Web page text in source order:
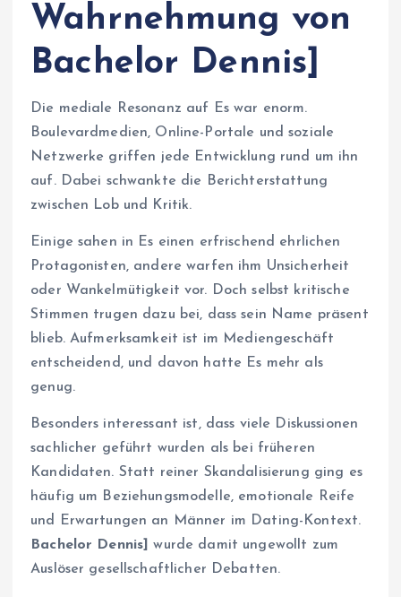
Wahrnehmung von
Bachelor Dennis]
Die mediale Resonanz auf Es war enorm.
Boulevardmedien, Online-Portale und soziale
Netzwerke griffen jede Entwicklung rund um ihn
auf. Dabei schwankte die Berichterstattung
zwischen Lob und Kritik.
Einige sahen in Es einen erfrischend ehrlichen
Protagonisten, andere warfen ihm Unsicherheit
oder Wankelmütigkeit vor. Doch selbst kritische
Stimmen trugen dazu bei, dass sein Name präsent
blieb. Aufmerksamkeit ist im Mediengeschäft
entscheidend, und davon hatte Es mehr als
genug.
Besonders interessant ist, dass viele Diskussionen
sachlicher geführt wurden als bei früheren
Kandidaten. Statt reiner Skandalisierung ging es
häufig um Beziehungsmodelle, emotionale Reife
und Erwartungen an Männer im Dating-Kontext.
Bachelor Dennis] wurde damit ungewollt zum
Auslöser gesellschaftlicher Debatten.